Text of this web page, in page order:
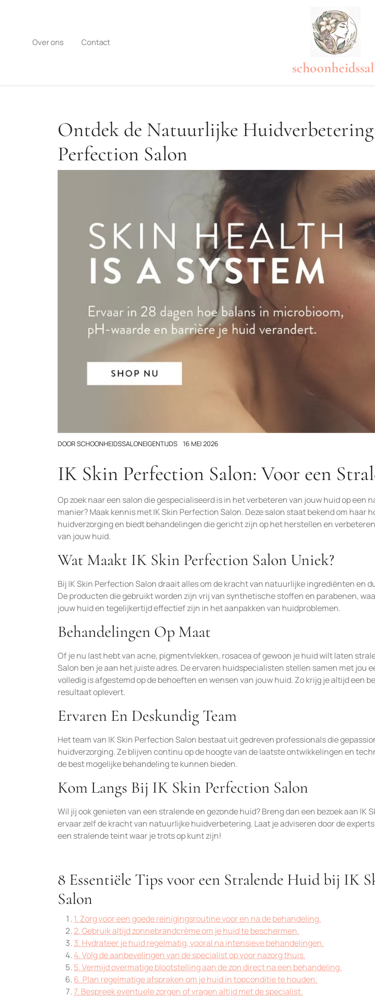
Over ons Contact
Ontdek de Natuurlijke
Perfection Salon
DOORSCHOONHEIDSSALONEIGENTIJDS 16 MEI 2026
IK Skin Perfection Salon: Voor een
Op zoek naar een salon die gespecialiseerd is in het verbeteren van jouw huid op een
manier? Maak kennis met IK Skin Perfection Salon. Deze salon staat bekend om haar
huidverzorging en biedt behandelingen die gericht zijn op het herstellen en
van jouw huid.
Wat Maakt IK Skin Perfection Salon Uniek?
Bij IK Skin Perfection Salon draait alles om de kracht van natuurlijke ingrediënten en
De producten die gebruikt worden zijn vrij van synthetische stoffen en parabenen,
jouw huid en tegelijkertijd effectief zijn in het aanpakken van huidproblemen.
Behandelingen Op Maat
Of je nu last hebt van acne, pigmentvlekken, rosacea of gewoon je huid wilt laten
Salon ben je aan het juiste adres. De ervaren huidspecialisten stellen samen met jou
volledig is afgestemd op de behoeften en wensen van jouw huid. Zo krijg je altijd een
resultaat oplevert.
Ervaren En Deskundig Team
Het team van IK Skin Perfection Salon bestaat uit gedreven professionals die
huidverzorging. Ze blijven continu op de hoogte van de laatste ontwikkelingen en
de best mogelijke behandeling te kunnen bieden.
Kom Langs Bij IK Skin Perfection Salon
Wil jij ook genieten van een stralende en gezonde huid? Breng dan een bezoek aan IK
ervaar zelf de kracht van natuurlijke huidverbetering. Laat je adviseren door de
een stralende teint waar je trots op kunt zijn!
8 Essentiële Tips voor een Stralende Huid bij IK
Salon
1. Zorg voor een goede reinigingsroutine voor en na de behandeling.
2. Gebruik altijd zonnebrandcrème om je huid te beschermen.
3. Hydrateer je huid regelmatig, vooral na intensieve behandelingen.
4. Volg de aanbevelingen van de specialist op voor nazorg thuis.
5. Vermijd overmatige blootstelling aan de zon direct na een behandeling.
6. Plan regelmatige afspraken om je huid in topconditie te houden.
7. Bespreek eventuele zorgen of vragen altijd met de specialist.